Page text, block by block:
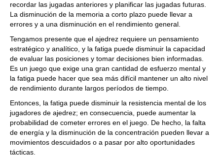
recordar las jugadas anteriores y planificar las jugadas futuras.
La disminución de la memoria a corto plazo puede llevar a
errores y a una disminución en el rendimiento general.
Tengamos presente que el ajedrez requiere un pensamiento
estratégico y analítico, y la fatiga puede disminuir la capacidad
de evaluar las posiciones y tomar decisiones bien informadas.
Es un juego que exige una gran cantidad de esfuerzo mental y
la fatiga puede hacer que sea más difícil mantener un alto nivel
de rendimiento durante largos períodos de tiempo.
Entonces, la fatiga puede disminuir la resistencia mental de los
jugadores de ajedrez; en consecuencia, puede aumentar la
probabilidad de cometer errores en el juego. De hecho, la falta
de energía y la disminución de la concentración pueden llevar a
movimientos descuidados o a pasar por alto oportunidades
tácticas.